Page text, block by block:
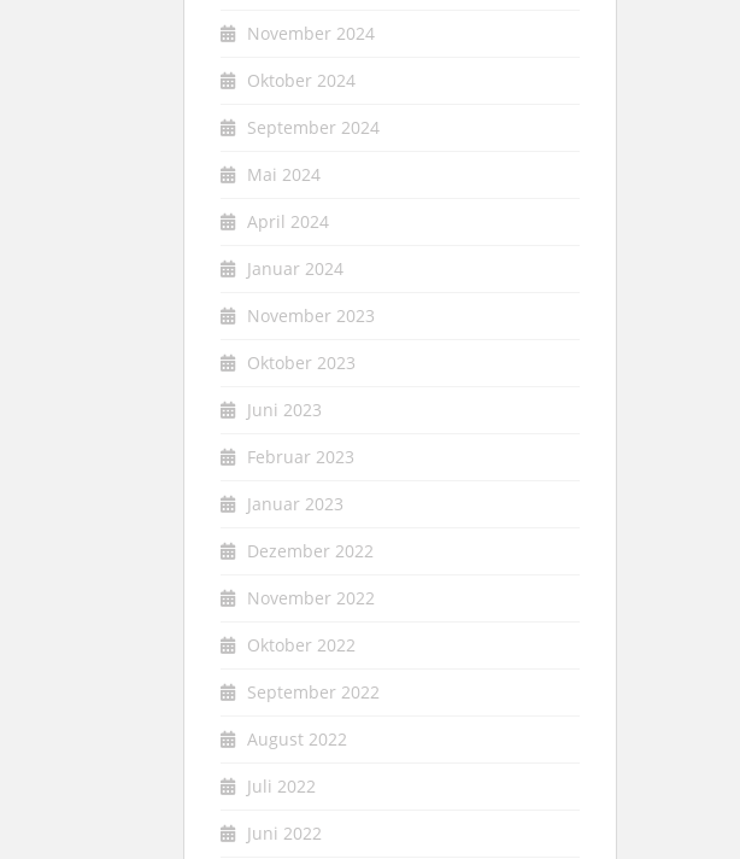
November 2024
Oktober 2024
September 2024
Mai 2024
April 2024
Januar 2024
November 2023
Oktober 2023
Juni 2023
Februar 2023
Januar 2023
Dezember 2022
November 2022
Oktober 2022
September 2022
August 2022
Juli 2022
Juni 2022